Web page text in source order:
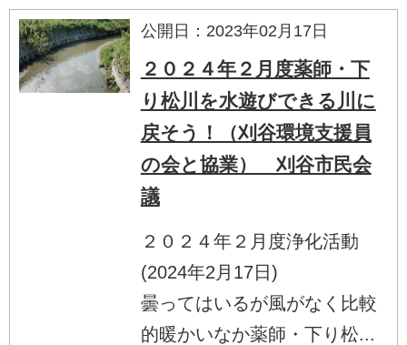
公開日：2023年02月17日
２０２４年２月度薬師・下
り松川を水遊びできる川に
戻そう！（刈谷環境支援員
の会と協業） 刈谷市民会
議
２０２４年２月度浄化活動
(2024年2月17日)
曇ってはいるが風がなく比較
的暖かいなか薬師・下り松...